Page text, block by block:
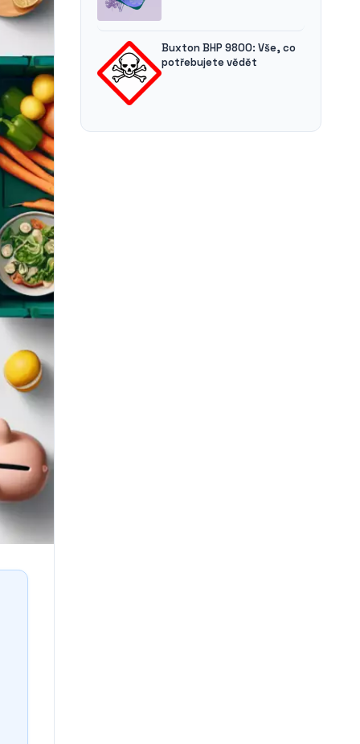
Buxton BHP 9800: Vše, co
potřebujete vědět